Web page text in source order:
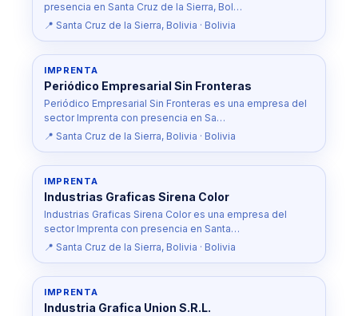
presencia en Santa Cruz de la Sierra, Bol…
📍 Santa Cruz de la Sierra, Bolivia · Bolivia
IMPRENTA
Periódico Empresarial Sin Fronteras
Periódico Empresarial Sin Fronteras es una empresa del
sector Imprenta con presencia en Sa…
📍 Santa Cruz de la Sierra, Bolivia · Bolivia
IMPRENTA
Industrias Graficas Sirena Color
Industrias Graficas Sirena Color es una empresa del
sector Imprenta con presencia en Santa…
📍 Santa Cruz de la Sierra, Bolivia · Bolivia
IMPRENTA
Industria Grafica Union S.R.L.